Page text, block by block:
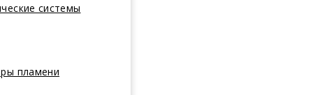
системы
пламени